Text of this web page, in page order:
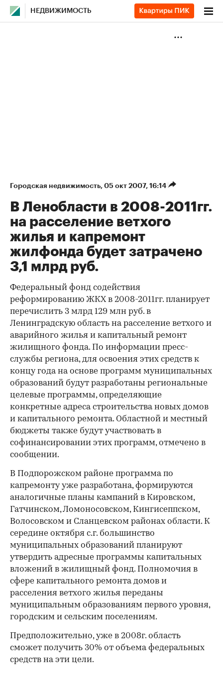
НЕДВИЖИМОСТЬ
Городская недвижимость⁠, 05 окт 2007, 16:14
В Ленобласти в 2008-2011гг.
на расселение ветхого
жилья и капремонт
жилфонда будет затрачено
3,1 млрд руб.
Федеральный фонд содействия
реформированию ЖКХ в 2008-2011гг. планирует
перечислить 3 млрд 129 млн руб. в
Ленинградскую область на расселение ветхого и
аварийного жилья и капитальный ремонт
жилищного фонда. По информации пресс-
службы региона, для освоения этих средств к
концу года на основе программ муниципальных
образований будут разработаны региональные
целевые программы, определяющие
конкретные адреса строительства новых домов
и капитального ремонта. Областной и местный
бюджеты также будут участвовать в
софинансировании этих программ, отмечено в
сообщении.
В Подпорожском районе программа по
капремонту уже разработана, формируются
аналогичные планы кампаний в Кировском,
Гатчинском, Ломоносовском, Кингисеппском,
Волосовском и Сланцевском районах области. К
середине октября с.г. большинство
муниципальных образований планируют
утвердить адресные программы капитальных
вложений в жилищный фонд. Полномочия в
сфере капитального ремонта домов и
расселения ветхого жилья переданы
муниципальным образованиям первого уровня,
городским и сельским поселениям.
Предположительно, уже в 2008г. область
сможет получить 30% от объема федеральных
средств на эти цели.